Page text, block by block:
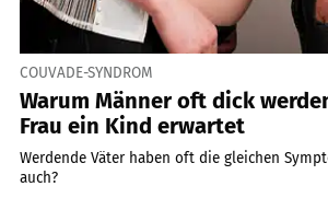
COUVADE-SYNDROM
Warum Männer oft dick
Frau ein Kind erwartet
Werdende Väter haben oft die gleichen
auch?